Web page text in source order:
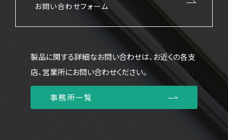
お問い合わせフォーム
製品に関する詳細なお問い合わせは、お近くの各支
店、営業所にお問い合わせください。
事務所一覧